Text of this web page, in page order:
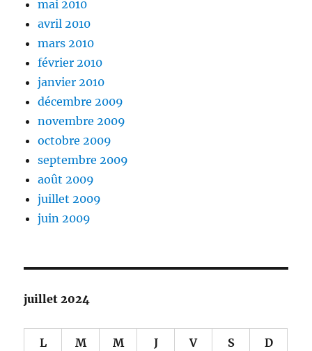
mai 2010
avril 2010
mars 2010
février 2010
janvier 2010
décembre 2009
novembre 2009
octobre 2009
septembre 2009
août 2009
juillet 2009
juin 2009
juillet 2024
L M M J V S D